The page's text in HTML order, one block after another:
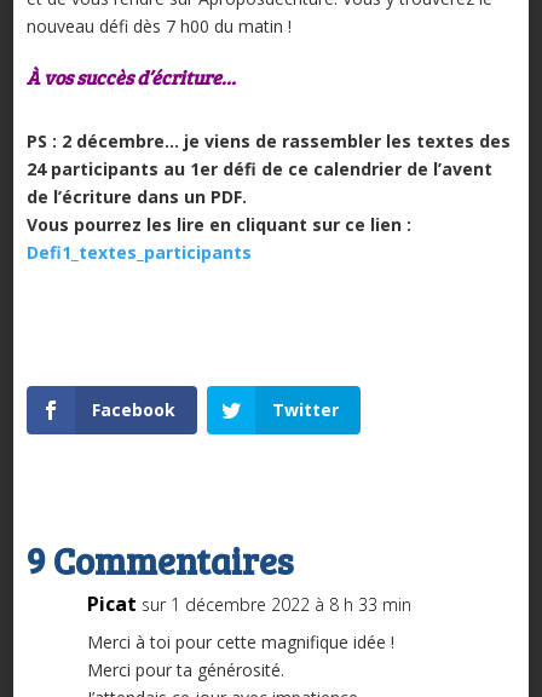
nouveau défi dès 7 h00 du matin !
À vos succès d’écriture…
PS : 2 décembre… je viens de rassembler les textes des
24 participants au 1er défi de ce calendrier de l’avent
de l’écriture dans un PDF.
Vous pourrez les lire en cliquant sur ce lien :
Defi1_textes_participants
Facebook Twitter
9 Commentaires
Picat sur 1 décembre 2022 à 8 h 33 min
Merci à toi pour cette magnifique idée !
Merci pour ta générosité.